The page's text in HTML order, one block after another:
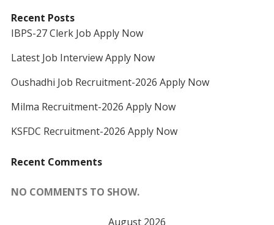
Recent Posts
IBPS-27 Clerk Job Apply Now
Latest Job Interview Apply Now
Oushadhi Job Recruitment-2026 Apply Now
Milma Recruitment-2026 Apply Now
KSFDC Recruitment-2026 Apply Now
Recent Comments
NO COMMENTS TO SHOW.
August 2026